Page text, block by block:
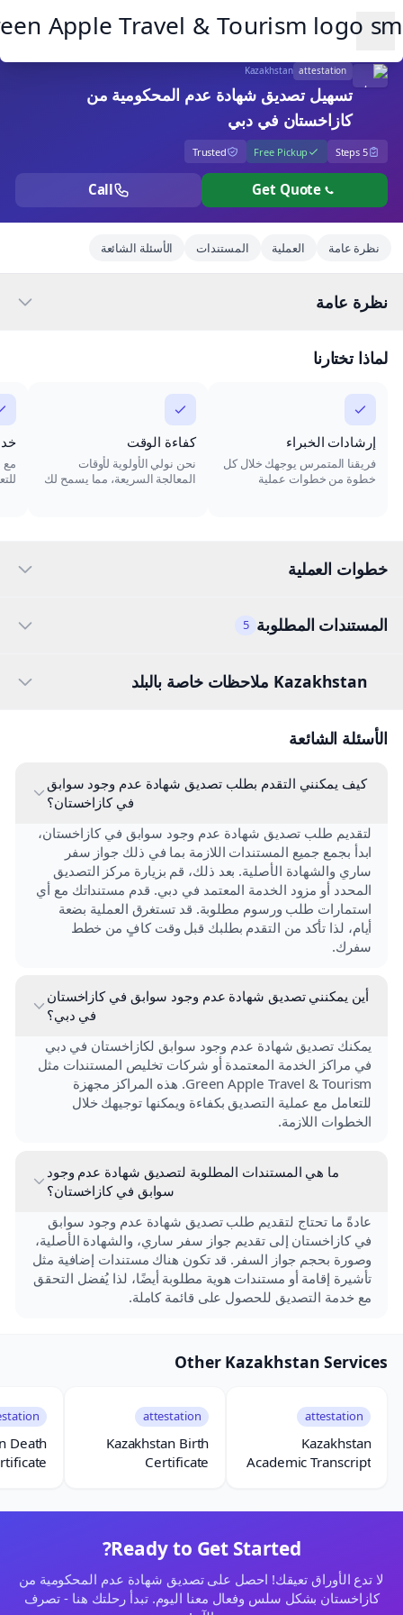
attestation
Kazakhstan
تسهيل تصديق شهادة عدم المحكومية من
كازاخستان في دبي
5 Steps
Free Pickup
Trusted
Get Quote
Call
نظرة عامة العملية المستندات الأسئلة الشائعة
نظرة عامة
لماذا تختارنا
إرشادات الخبراء
فريقنا المتمرس يوجهك خلال كل
خطوة من خطوات عملية
كفاءة الوقت
نحن نولي الأولوية لأوقات
المعالجة السريعة، مما يسمح لك
مع
خطوات العملية
المستندات المطلوبة 5
Kazakhstan ملاحظات خاصة بالبلد
الأسئلة الشائعة
كيف يمكنني التقدم بطلب تصديق شهادة عدم وجود سوابق
في كازاخستان؟
لتقديم طلب تصديق شهادة عدم وجود سوابق في كازاخستان،
ابدأ بجمع جميع المستندات اللازمة بما في ذلك جواز سفر
ساري والشهادة الأصلية. بعد ذلك، قم بزيارة مركز التصديق
المحدد أو مزود الخدمة المعتمد في دبي. قدم مستنداتك مع أي
استمارات طلب ورسوم مطلوبة. قد تستغرق العملية بضعة
أيام، لذا تأكد من التقدم بطلبك قبل وقت كافٍ من خطط
سفرك.
أين يمكنني تصديق شهادة عدم وجود سوابق في كازاخستان
في دبي؟
يمكنك تصديق شهادة عدم وجود سوابق لكازاخستان في دبي
في مراكز الخدمة المعتمدة أو شركات تخليص المستندات مثل
Green Apple Travel & Tourism. هذه المراكز مجهزة
للتعامل مع عملية التصديق بكفاءة ويمكنها توجيهك خلال
الخطوات اللازمة.
ما هي المستندات المطلوبة لتصديق شهادة عدم وجود
سوابق في كازاخستان؟
عادةً ما تحتاج لتقديم طلب تصديق شهادة عدم وجود سوابق
في كازاخستان إلى تقديم جواز سفر ساري، والشهادة الأصلية،
وصورة بحجم جواز السفر. قد تكون هناك مستندات إضافية مثل
تأشيرة إقامة أو مستندات هوية مطلوبة أيضًا، لذا يُفضل التحقق
مع خدمة التصديق للحصول على قائمة كاملة.
Other Kazakhstan Services
attestation
Kazakhstan
Academic Transcript
attestation
Kazakhstan Birth
Certificate
Death
Ready to Get Started?
لا تدع الأوراق تعيقك! احصل على تصديق شهادة عدم المحكومية من
كازاخستان بشكل سلس وفعال معنا اليوم. تبدأ رحلتك هنا - تصرف